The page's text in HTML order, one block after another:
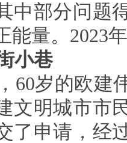
中部分问题
能量。2023
小巷
60岁的欧建
文明城市市
了申请，经